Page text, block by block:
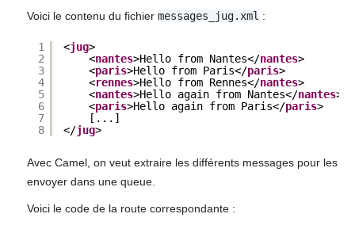
Voici le contenu du fichier messages_jug.xml :
1
2
3
4
5
6
7
8
<jug>
<nantes>Hello from Nantes</nantes>
<paris>Hello from Paris</paris>
<rennes>Hello from Rennes</nantes>
<nantes>Hello again from Nantes</nantes>
<paris>Hello again from Paris</paris>
[...]
</jug>
Avec Camel, on veut extraire les différents messages pour les
envoyer dans une queue.
Voici le code de la route correspondante :